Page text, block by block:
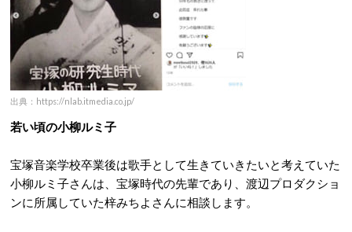
出典：https://nlab.itmedia.co.jp/
若い頃の小柳ルミ子
宝塚音楽学校卒業後は歌手として生きていきたいと考えていた
小柳ルミ子さんは、宝塚時代の先輩であり、渡辺プロダクショ
ンに所属していた梓みちよさんに相談します。